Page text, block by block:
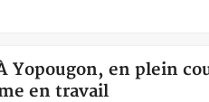
Yopougon, en plein
en travail